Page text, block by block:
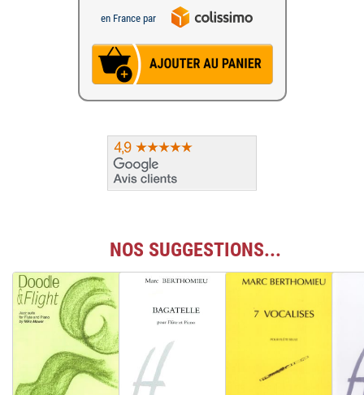
en France par
NOS SUGGESTIONS...